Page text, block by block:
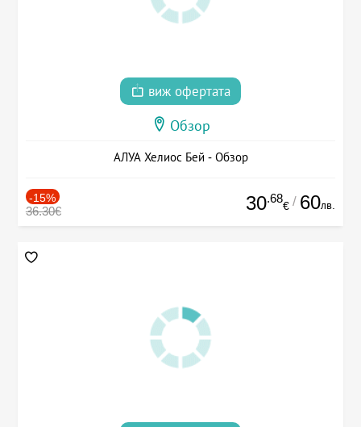
виж офертата
Обзор
АЛУА Хелиос Бей - Обзор
-15%
36.30€ 30.68
€ / 60лв.